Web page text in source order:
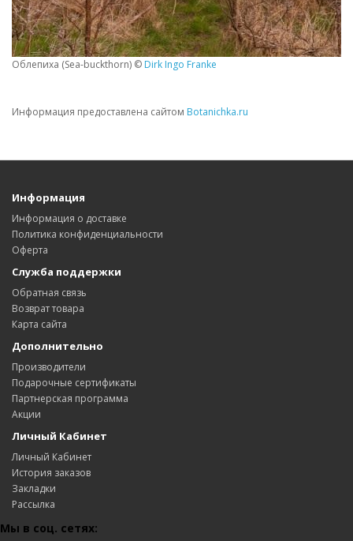
Облепиха (Sea-buckthorn) © Dirk Ingo Franke
Информация предоставлена сайтом Botanichka.ru
Информация
Информация о доставке
Политика конфиденциальности
Оферта
Служба поддержки
Обратная связь
Возврат товара
Карта сайта
Дополнительно
Производители
Подарочные сертификаты
Партнерская программа
Акции
Личный Кабинет
Личный Кабинет
История заказов
Закладки
Рассылка
Мы в соц. сетях: